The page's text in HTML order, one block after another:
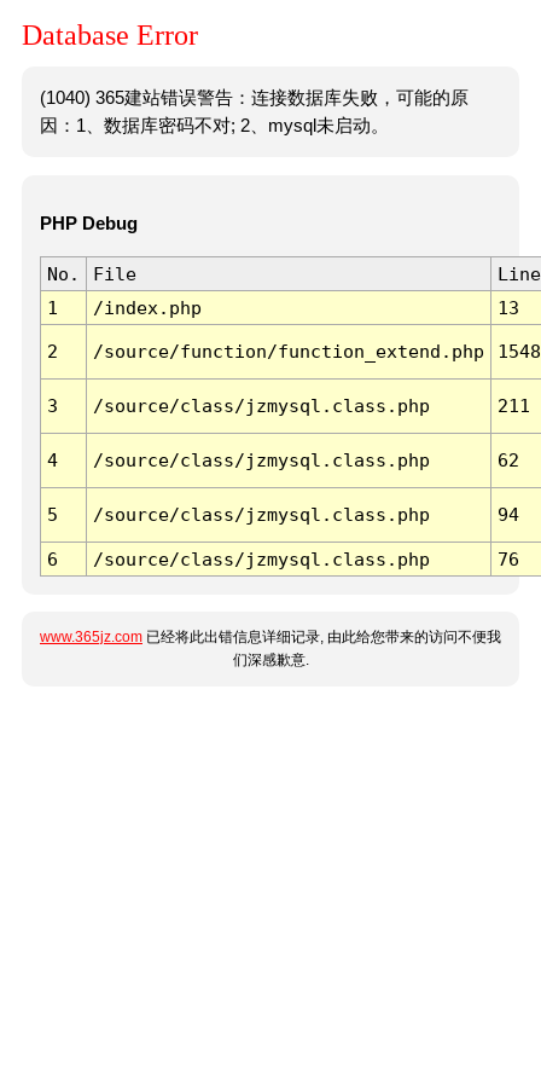
Database Error
(1040) 365建站错误警告：连接数据库失败，可能的原
因：1、数据库密码不对; 2、mysql未启动。
PHP Debug
No. File
Line
1
/index.php 13
2 /source/function/function_extend.php 1548
3 /source/class/jzmysql.class.php 211
4 /source/class/jzmysql.class.php 62
5 /source/class/jzmysql.class.php 94
6 /source/class/jzmysql.class.php 76
www.365jz.com 已经将此出错信息详细记录, 由此给您带来的访问不便我
们深感歉意.